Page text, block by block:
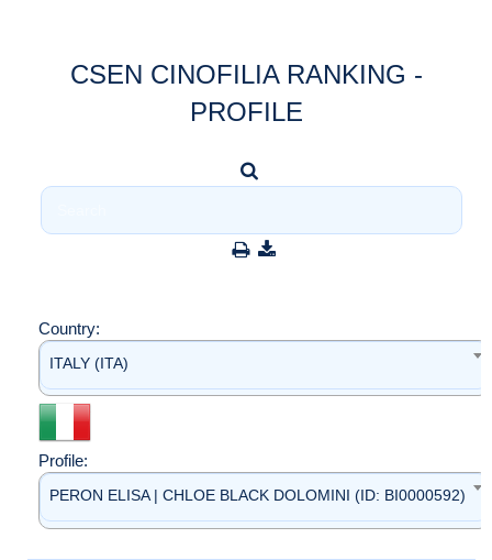
CSEN CINOFILIA RANKING -
PROFILE
Country:
ITALY (ITA)
Profile:
PERON ELISA | CHLOE BLACK DOLOMINI (ID: BI0000592)